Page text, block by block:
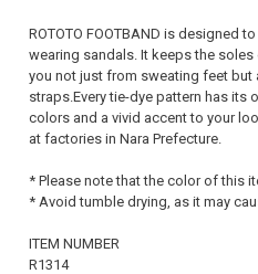
ROTOTO FOOTBAND is designed
wearing sandals. It keeps the
you not just from sweating feet
straps.Every tie-dye pattern has its
colors and a vivid accent to your
at factories in Nara Prefecture.
* Please note that the color of this
* Avoid tumble drying, as it may
ITEM NUMBER
R1314